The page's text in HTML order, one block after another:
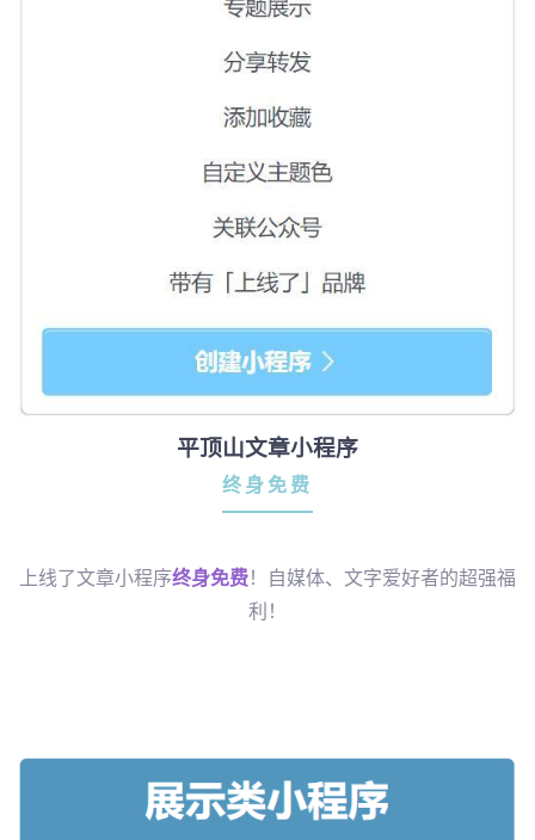
平顶山文章小程序
终身免费
上线了文章小程序终身免费！自媒体、文字爱好者的超强福
利！